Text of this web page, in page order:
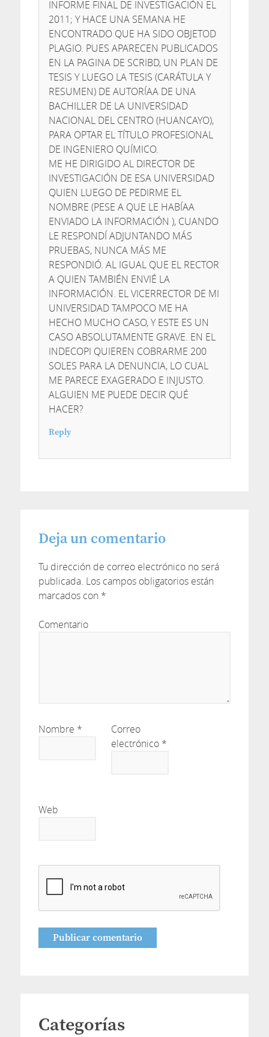
INFORME FINAL DE INVESTIGACIÓN EL
2011; Y HACE UNA SEMANA HE
ENCONTRADO QUE HA SIDO OBJETOD
PLAGIO. PUES APARECEN PUBLICADOS
EN LA PAGINA DE SCRIBD, UN PLAN DE
TESIS Y LUEGO LA TESIS (CARÁTULA Y
RESUMEN) DE AUTORÍAA DE UNA
BACHILLER DE LA UNIVERSIDAD
NACIONAL DEL CENTRO (HUANCAYO),
PARA OPTAR EL TÍTULO PROFESIONAL
DE INGENIERO QUÍMICO.
ME HE DIRIGIDO AL DIRECTOR DE
INVESTIGACIÓN DE ESA UNIVERSIDAD
QUIEN LUEGO DE PEDIRME EL
NOMBRE (PESE A QUE LE HABÍAA
ENVIADO LA INFORMACIÓN ), CUANDO
LE RESPONDÍ ADJUNTANDO MÁS
PRUEBAS, NUNCA MÁS ME
RESPONDIÓ. AL IGUAL QUE EL RECTOR
A QUIEN TAMBIÉN ENVIÉ LA
INFORMACIÓN. EL VICERRECTOR DE MI
UNIVERSIDAD TAMPOCO ME HA
HECHO MUCHO CASO, Y ESTE ES UN
CASO ABSOLUTAMENTE GRAVE. EN EL
INDECOPI QUIEREN COBRARME 200
SOLES PARA LA DENUNCIA, LO CUAL
ME PARECE EXAGERADO E INJUSTO.
ALGUIEN ME PUEDE DECIR QUÉ
HACER?
Reply
Deja un comentario
Tu dirección de correo electrónico no será
publicada. Los campos obligatorios están
marcados con *
Comentario
Nombre *
Correo
electrónico *
Web
Categorías